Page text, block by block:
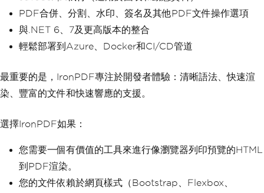
PDF合併、分割、水印、簽名及其他PDF文件操作選項
與.NET 6、7及更高版本的整合
輕鬆部署到Azure、Docker和CI/CD管道
最重要的是，IronPDF專注於開發者體驗：清晰語法、快速渲
染、豐富的文件和快速響應的支援。
選擇IronPDF如果：
您需要一個有價值的工具來進行像瀏覽器列印預覽的HTML
到PDF渲染。
您的文件依賴於網頁樣式（Bootstrap、Flexbox、